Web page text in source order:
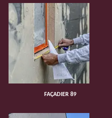
FAÇADIER 89